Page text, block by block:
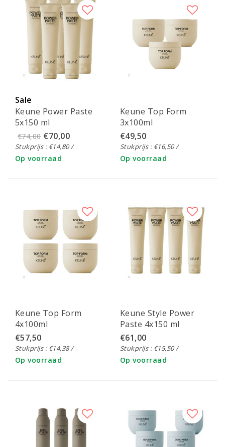
Sale
Keune Power Paste
5x150 ml
€74,00 €70,00
Stukprijs : €14,80 /
Op voorraad
Keune Top Form
3x100ml
€49,50
Stukprijs : €16,50 /
Op voorraad
Keune Top Form
4x100ml
€57,50
Stukprijs : €14,38 /
Op voorraad
Keune Style Power
Paste 4x150 ml
€61,00
Stukprijs : €15,50 /
Op voorraad